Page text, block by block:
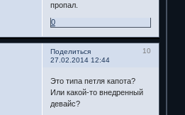
пропал.
0
Поделиться
10
27.02.2014 12:44
Это типа петля капота?
Или какой-то внедренный
девайс?